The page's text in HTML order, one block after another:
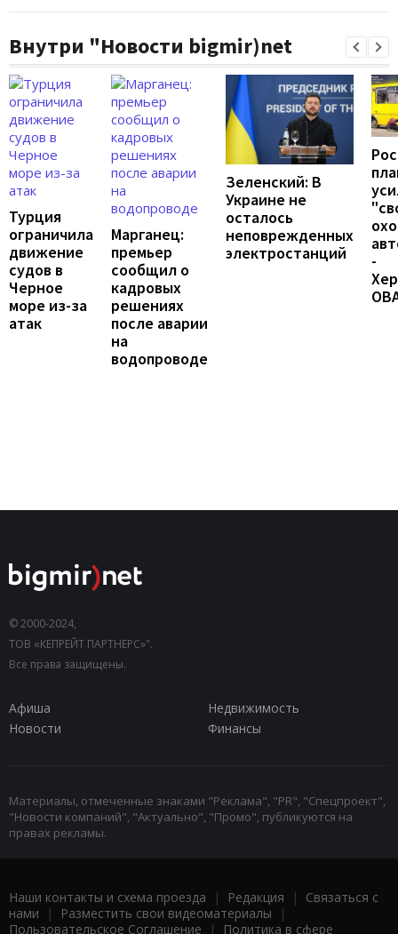
Внутри "Новости bigmir)net
Турция
ограничила
движение
судов в
Черное
море из-за
атак
Марганец:
премьер
сообщил о
кадровых
решениях
после аварии
на
водопроводе
Зеленский: В
Украине не
осталось
неповрежденных
электростанций
-
© 2000-2024,
ТОВ «КЕПРЕЙТ ПАРТНЕРС»".
Все права защищены.
Афиша
Недвижимость
Новости
Финансы
Материалы, отмеченные знаками "Реклама", "PR", "Спецпроект",
"Новости компаний", "Актуально", "Промо", публикуются на
правах рекламы.
Наши контакты и схема проезда | Редакция | Связаться с
нами | Разместить свои видеоматериалы |
Пользовательское Соглашение | Политика в сфере